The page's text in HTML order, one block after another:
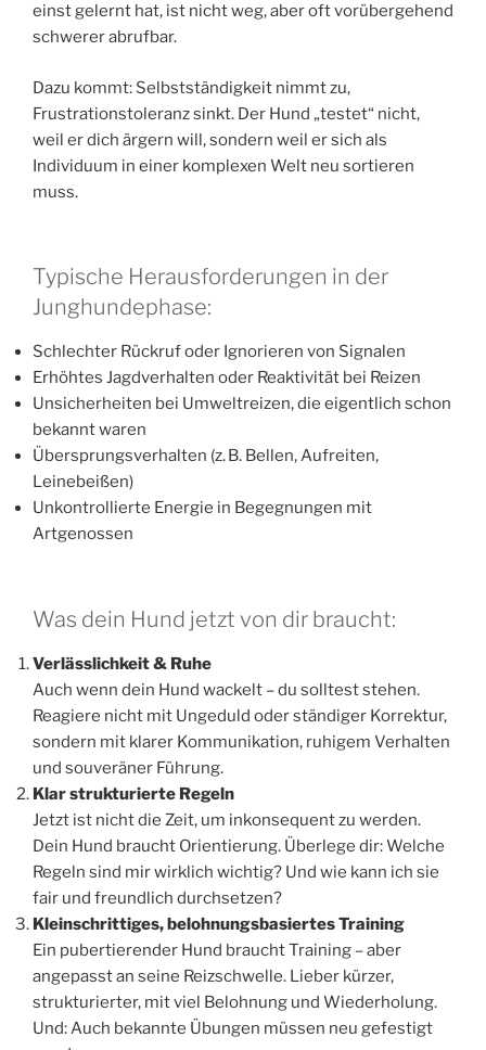
einst gelernt hat, ist nicht weg, aber oft vorübergehend
schwerer abrufbar.
Dazu kommt: Selbstständigkeit nimmt zu,
Frustrationstoleranz sinkt. Der Hund „testet“ nicht,
weil er dich ärgern will, sondern weil er sich als
Individuum in einer komplexen Welt neu sortieren
muss.
Typische Herausforderungen in der
Junghundephase:
Schlechter Rückruf oder Ignorieren von Signalen
Erhöhtes Jagdverhalten oder Reaktivität bei Reizen
Unsicherheiten bei Umweltreizen, die eigentlich schon
bekannt waren
Übersprungsverhalten (z. B. Bellen, Aufreiten,
Leinebeißen)
Unkontrollierte Energie in Begegnungen mit
Artgenossen
Was dein Hund jetzt von dir braucht:
Verlässlichkeit & Ruhe
Auch wenn dein Hund wackelt – du solltest stehen.
Reagiere nicht mit Ungeduld oder ständiger Korrektur,
sondern mit klarer Kommunikation, ruhigem Verhalten
und souveräner Führung.
Klar strukturierte Regeln
Jetzt ist nicht die Zeit, um inkonsequent zu werden.
Dein Hund braucht Orientierung. Überlege dir: Welche
Regeln sind mir wirklich wichtig? Und wie kann ich sie
fair und freundlich durchsetzen?
Kleinschrittiges, belohnungsbasiertes Training
Ein pubertierender Hund braucht Training – aber
angepasst an seine Reizschwelle. Lieber kürzer,
strukturierter, mit viel Belohnung und Wiederholung.
Und: Auch bekannte Übungen müssen neu gefestigt